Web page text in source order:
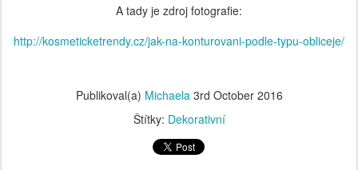
A tady je zdroj fotografie:
http://kosmeticketrendy.cz/jak-na-konturovani-podle-typu-obliceje/
Publikoval(a) Michaela 3rd October 2016
Štítky: Dekorativní